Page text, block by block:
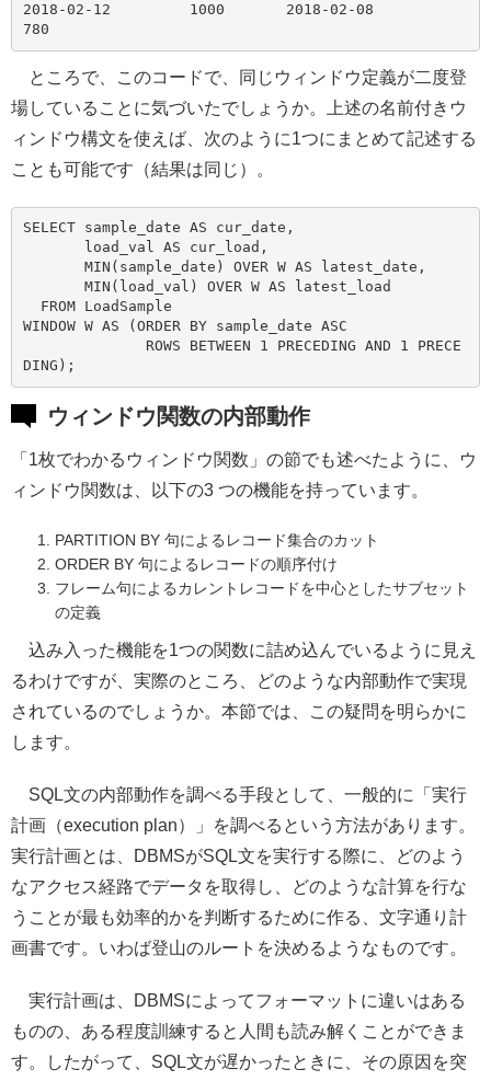
2018-02-12         1000       2018-02-08
ところで、このコードで、同じウィンドウ定義が二度登
場していることに気づいたでしょうか。上述の名前付きウ
ィンドウ構文を使えば、次のように1つにまとめて記述する
ことも可能です（結果は同じ）。
SELECT sample_date AS cur_date,
WINDOW W AS (ORDER BY sample_date ASC
ウィンドウ関数の内部動作
「1枚でわかるウィンドウ関数」の節でも述べたように、ウ
ィンドウ関数は、以下の3 つの機能を持っています。
PARTITION BY 句によるレコード集合のカット
ORDER BY 句によるレコードの順序付け
フレーム句によるカレントレコードを中心としたサブセット
の定義
込み入った機能を1つの関数に詰め込んでいるように見え
るわけですが、実際のところ、どのような内部動作で実現
されているのでしょうか。本節では、この疑問を明らかに
します。
SQL文の内部動作を調べる手段として、一般的に「実行
計画（execution plan）」を調べるという方法があります。
実行計画とは、DBMSがSQL文を実行する際に、どのよう
なアクセス経路でデータを取得し、どのような計算を行な
うことが最も効率的かを判断するために作る、文字通り計
画書です。いわば登山のルートを決めるようなものです。
実行計画は、DBMSによってフォーマットに違いはある
ものの、ある程度訓練すると人間も読み解くことができま
す。したがって、SQL文が遅かったときに、その原因を突